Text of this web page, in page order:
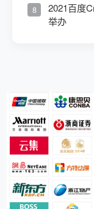
8
2021百度
举办